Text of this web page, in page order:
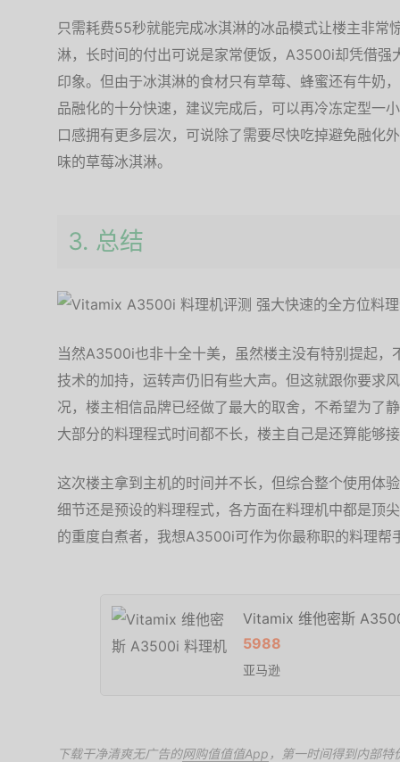
只需耗费55秒就能完成冰淇淋的冰品模式让楼主非常
淋，长时间的付出可说是家常便饭，A3500i却凭借强
印象。但由于冰淇淋的食材只有草莓、蜂蜜还有牛奶
品融化的十分快速，建议完成后，可以再冷冻定型一
口感拥有更多层次，可说除了需要尽快吃掉避免融化
味的草莓冰淇淋。
3. 总结
当然A3500i也非十全十美，虽然楼主没有特别提起，
技术的加持，运转声仍旧有些大声。但这就跟你要求
况，楼主相信品牌已经做了最大的取舍，不希望为了
大部分的料理程式时间都不长，楼主自己是还算能够
这次楼主拿到主机的时间并不长，但综合整个使用体
细节还是预设的料理程式，各方面在料理机中都是顶
的重度自煮者，我想A3500i可作为你最称职的料理帮
Vitamix 维他密斯
5988
亚马逊
下载干净清爽无广告的网购值值值App ，第一时间得到内部特